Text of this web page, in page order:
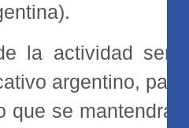
la actividad
argentino,
que se mantendrá